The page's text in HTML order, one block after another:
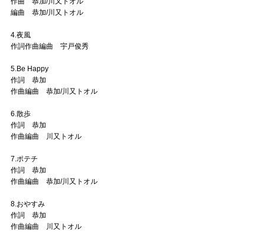
編曲 恭加/川又トオル
4.夜風
作詞作曲編曲 宇戸俊秀
5.Be Happy
作詞 恭加
作曲編曲 恭加/川又トオル
6.散歩
作詞 恭加
作曲編曲 川又トオル
7.ポテチ
作詞 恭加
作曲編曲 恭加/川又トオル
8.おやすみ
作詞 恭加
作曲編曲 川又トオル